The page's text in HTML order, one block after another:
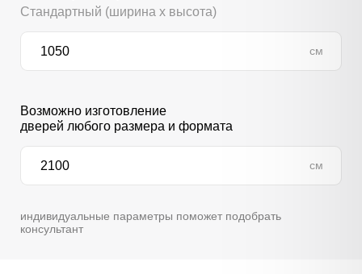
Стандартный (ширина х высота)
см
Возможно изготовление
дверей любого размера и формата
см
индивидуальные параметры поможет подобрать
консультант